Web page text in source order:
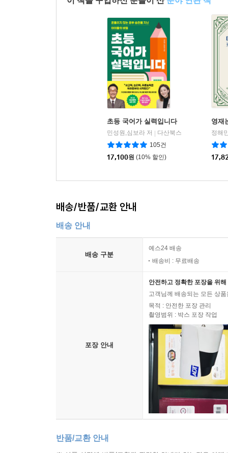
초등 국어가 실력입니다
민성원,심보라 저
다산북스
105건
17,100원 (10% 할인)
영재
정해
배송/반품/교환 안내
배송 안내
배송 구분
예스24 배송
배송비 : 무료배송
포장 안내
안전하고 정확한 포장을 위
고객님께 배송되는 모든 상
목적 : 안전한 포장 관리
촬영범위 : 박스 포장 작업
반품/교환 안내